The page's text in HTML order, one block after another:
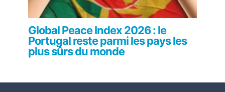
Global Peace Index 2026 : le
Portugal reste parmi les pays les
plus sûrs du monde